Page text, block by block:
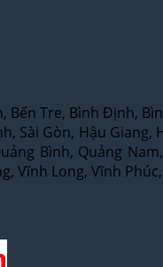
Bến Tre, Bình Định,
Sài Gòn, Hậu Giang,
Bình, Quảng
Vĩnh Long, Vĩnh